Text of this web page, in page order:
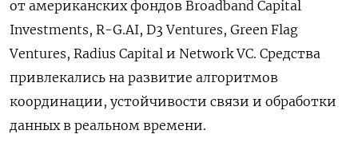
от американских фондов Broadband Capital
Investments, R-G.AI, D3 Ventures, Green Flag
Ventures, Radius Capital и Network VC. Средства
привлекались на развитие алгоритмов
координации, устойчивости связи и обработки
данных в реальном времени.